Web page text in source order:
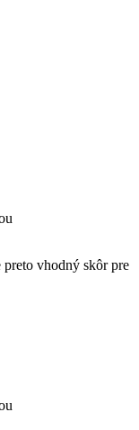
vhodný skôr pre